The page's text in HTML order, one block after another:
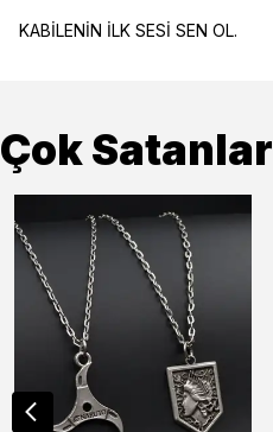
KABİLENİN İLK SESİ SEN OL.
Çok Satanlar